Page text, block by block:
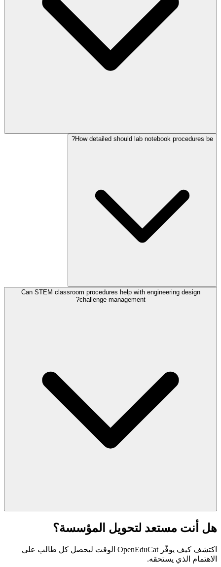
How detailed should lab notebook procedures be?
Can STEM classroom procedures help with engineering design
challenge management?
هل أنت مستعد لتحويل المؤسسة؟
اكتشف كيف يوفّر OpenEduCat الوقت ليحصل كل طالب على
الاهتمام الذي يستحقه.